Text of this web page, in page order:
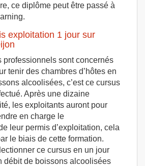
ce diplôme peut être passé à
exploitation 1 jour sur
professionnels sont concernés
tenir des chambres d’hôtes en
alcoolisées, c’est ce cursus
Après une dizaine
les exploitants auront pour
en charge le
leur permis d’exploitation, cela
le biais de cette formation.
ce cursus en un jour
débit de boissons alcoolisées